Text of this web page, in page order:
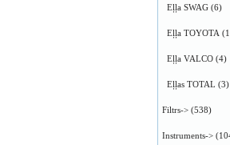
Eļļa SWAG (6)
Eļļa TOYOTA
Eļļa VALCO (4)
Eļļas TOTAL (3)
Filtrs-> (538)
Instruments->